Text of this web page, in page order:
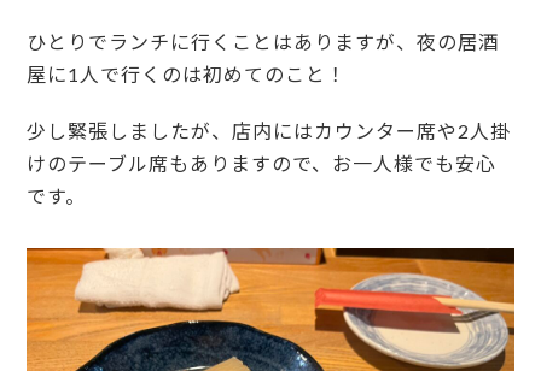
ひとりでランチに行くことはありますが、夜の居酒
屋に1人で行くのは初めてのこと！
少し緊張しましたが、店内にはカウンター席や2人掛
けのテーブル席もありますので、お一人様でも安心
です。